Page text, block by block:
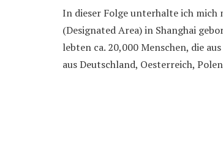
In dieser Folge unterhalte ich mich
(Designated Area) in Shanghai
lebten ca. 20,000 Menschen, die
aus Deutschland, Oesterreich,